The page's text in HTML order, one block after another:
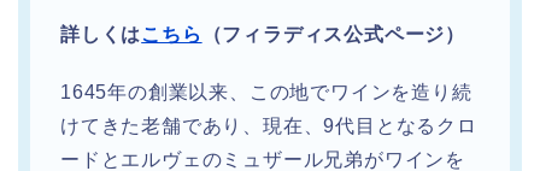
詳しくはこちら （フィラディス公式ページ）
1645年の創業以来、この地でワインを造り続
けてきた老舗であり、現在、9代目となるクロ
ードとエルヴェのミュザール兄弟がワインを